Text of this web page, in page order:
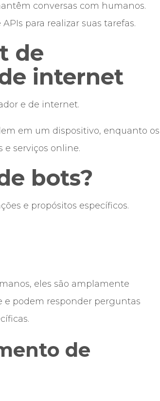
conversas com humanos.
APIs para realizar suas tarefas.
de
internet
e de internet.
em um dispositivo, enquanto os
e serviços online.
bots?
e propósitos específicos.
eles são amplamente
e podem responder perguntas
de